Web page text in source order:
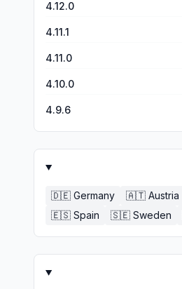
4.12.0
4.11.1
4.11.0
4.10.0
4.9.6
🇩🇪 Germany 🇦🇹 Austria
🇪🇸 Spain 🇸🇪 Sweden